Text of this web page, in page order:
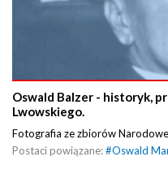
Oswald Balzer - historyk,
Lwowskiego.
Fotografia ze zbiorów
Postaci powiązane:#Oswald